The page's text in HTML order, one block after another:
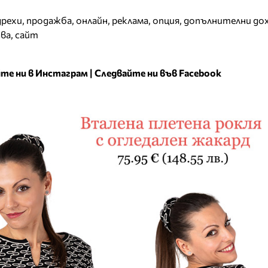
продажба онлайн реклама опция допълнителни
сайт
ни в Инстаграм | Следвайте ни във Facebook